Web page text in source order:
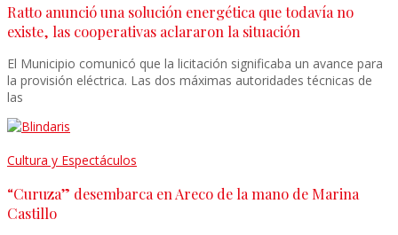
Ratto anunció una solución energética que todavía no
existe, las cooperativas aclararon la situación
El Municipio comunicó que la licitación significaba un avance para
la provisión eléctrica. Las dos máximas autoridades técnicas de
las
Cultura y Espectáculos
“Curuza” desembarca en Areco de la mano de Marina
Castillo